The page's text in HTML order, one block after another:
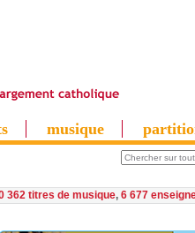
musique
362 titres de musique, 6 677